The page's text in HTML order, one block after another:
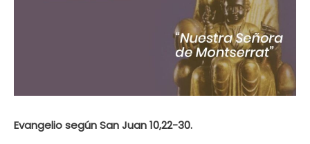
Evangelio según San Juan 10,22-30.